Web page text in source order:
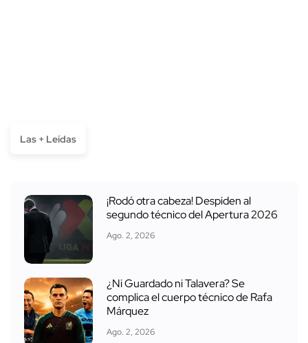
Las + Leídas
¡Rodó otra cabeza! Despiden al
segundo técnico del Apertura 2026
Ago. 2, 2026
¿Ni Guardado ni Talavera? Se
complica el cuerpo técnico de Rafa
Márquez
Ago. 2, 2026